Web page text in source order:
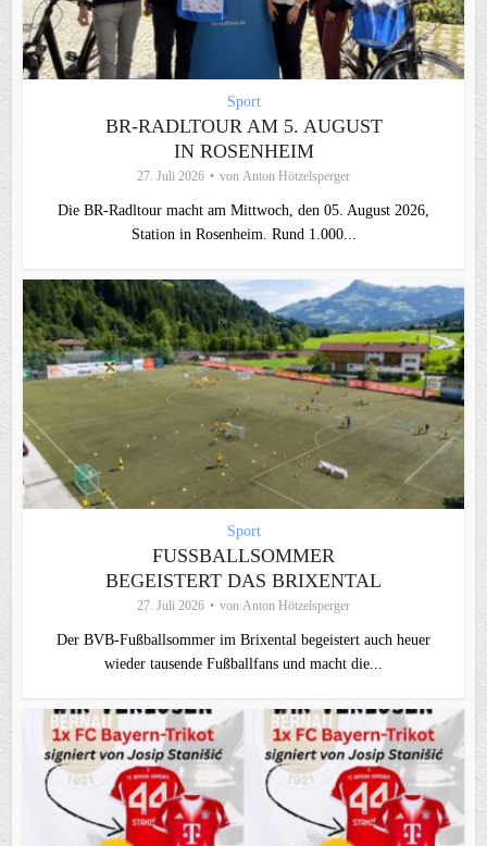
Sport
BR-RADLTOUR AM 5. AUGUST
IN ROSENHEIM
27. Juli 2026 von Anton Hötzelsperger
Die BR-Radltour macht am Mittwoch, den 05. August 2026,
Station in Rosenheim. Rund 1.000...
Sport
FUSSBALLSOMMER B
EGEISTERT DAS BRIXENTAL
27. Juli 2026 von Anton Hötzelsperger
Der BVB-Fußballsommer im Brixental begeistert auch heuer
wieder tausende Fußballfans und macht die...